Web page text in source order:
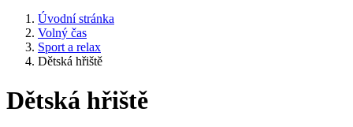
Úvodní stránka
Volný čas
Sport a relax
Dětská hřiště
Dětská hřiště